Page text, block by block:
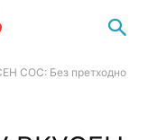
СОС: Без претходно